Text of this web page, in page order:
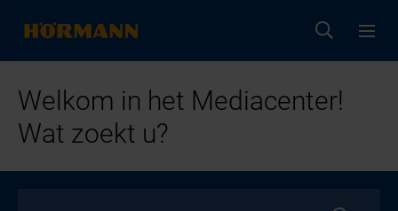
Welkom in het Mediacenter!
Wat zoekt u?